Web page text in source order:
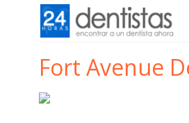
Fort Avenue